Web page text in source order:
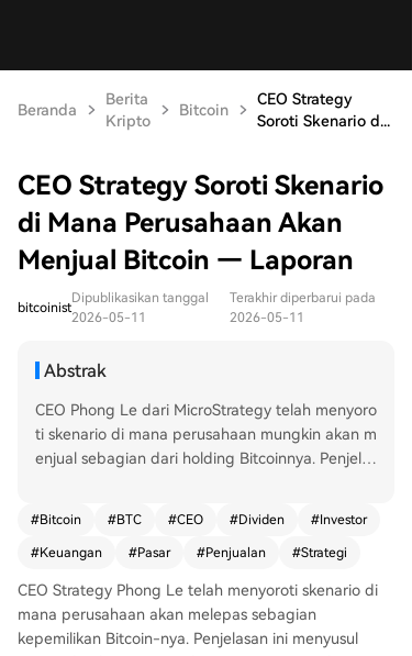
Beranda
Berita
Kripto
Bitcoin
CEO Strategy
Soroti Skenario d...
CEO Strategy Soroti Skenario
di Mana Perusahaan Akan
Menjual Bitcoin — Laporan
bitcoinist
Dipublikasikan tanggal
2026-05-11
Terakhir diperbarui pada
2026-05-11
Abstrak
CEO Phong Le dari MicroStrategy telah menyoro
ti skenario di mana perusahaan mungkin akan m
enjual sebagian dari holding Bitcoinnya. Penjelas
strategis BTC dalam seminggu terakhir. Dalam w
awancara dengan CNBC, Le menyatakan bahwa
ayai pembayaran dividen saham preferennya (S
TRC) sebesar 11,5%, jika hal itu meningkatkan nil
ai pemegang saham (ditunjukkan oleh kenaikan
#Bitcoin #BTC #CEO #Dividen #Investor
#Keuangan #Pasar #Penjualan #Strategi
CEO Strategy Phong Le telah menyoroti skenario di
mana perusahaan akan melepas sebagian
kepemilikan Bitcoin-nya. Penjelasan ini menyusul